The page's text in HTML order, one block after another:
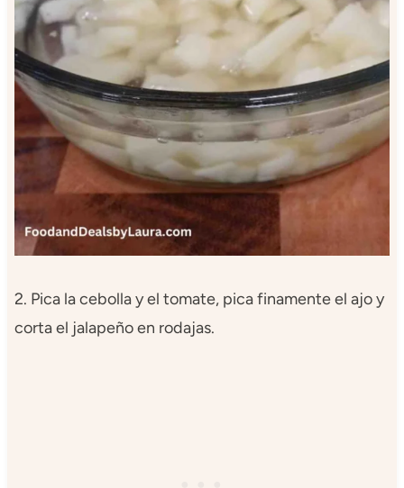
2. Pica la cebolla y el tomate, pica finamente el ajo y
corta el jalapeño en rodajas.